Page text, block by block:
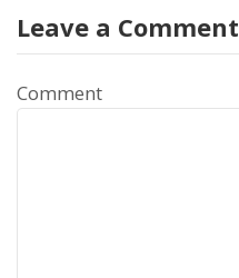
Leave a Comment
Comment